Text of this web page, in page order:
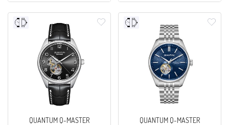
QUANTUM Q-MASTER
QUANTUM Q-MASTER